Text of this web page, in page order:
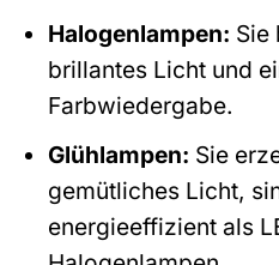
Halogenlampen: Sie
brillantes Licht und
Farbwiedergabe.
Glühlampen: Sie
gemütliches Licht,
energieeffizient als